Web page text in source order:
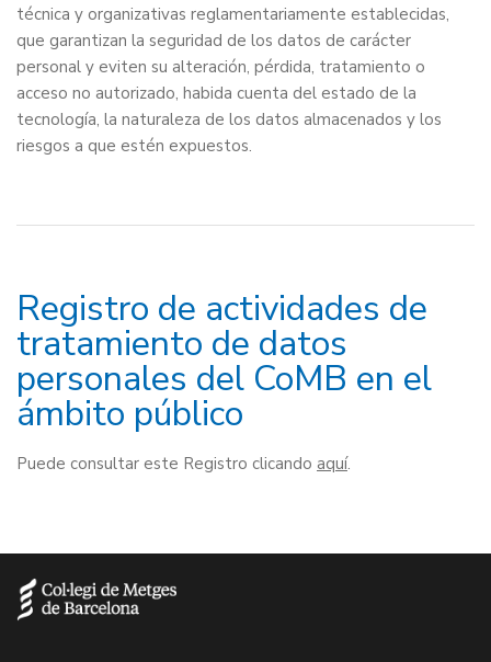
técnica y organizativas reglamentariamente establecidas,
que garantizan la seguridad de los datos de carácter
personal y eviten su alteración, pérdida, tratamiento o
acceso no autorizado, habida cuenta del estado de la
tecnología, la naturaleza de los datos almacenados y los
riesgos a que estén expuestos.
Registro de actividades de
tratamiento de datos
personales del CoMB en el
ámbito público
Puede consultar este Registro clicando aquí.